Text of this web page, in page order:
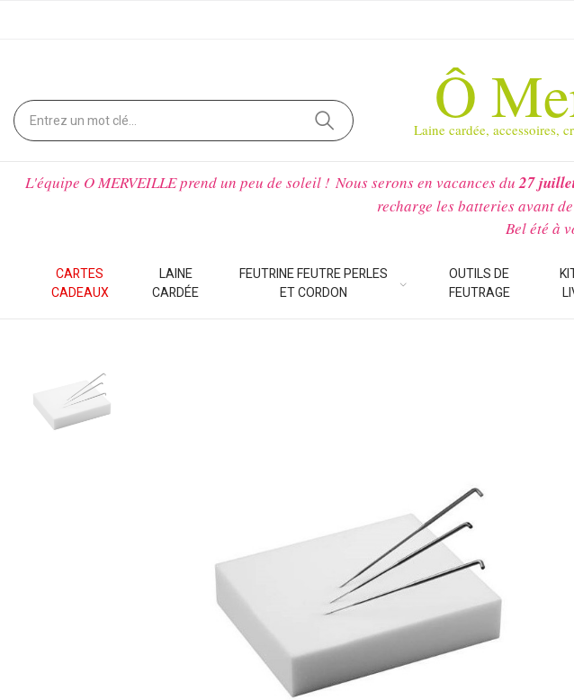
Ô
Laine cardée, accessoires,
L'équipe O MERVEILLE prend un peu de soleil ! Nous serons en vacances du27
recharge les batteries avant
Bel été à
CARTES
CADEAUX
LAINE
CARDÉE
FEUTRINE FEUTRE PERLES
ET CORDON
OUTILS DE
FEUTRAGE